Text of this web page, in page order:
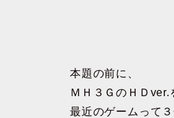
本題の前に、
ＭＨ３ＧのＨＤver.
最近のゲームって